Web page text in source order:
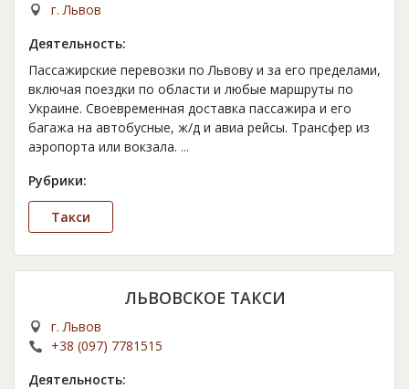
г. Львов
Деятельность:
Пассажирские перевозки по Львову и за его пределами,
включая поездки по области и любые маршруты по
Украине. Своевременная доставка пассажира и его
багажа на автобусные, ж/д и авиа рейсы. Трансфер из
аэропорта или вокзала. ...
Рубрики:
Такси
ЛЬВОВСКОЕ ТАКСИ
г. Львов
+38 (097) 7781515
Деятельность: